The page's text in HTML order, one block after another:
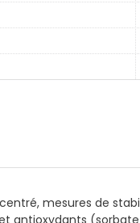
mesures de
antioxydants